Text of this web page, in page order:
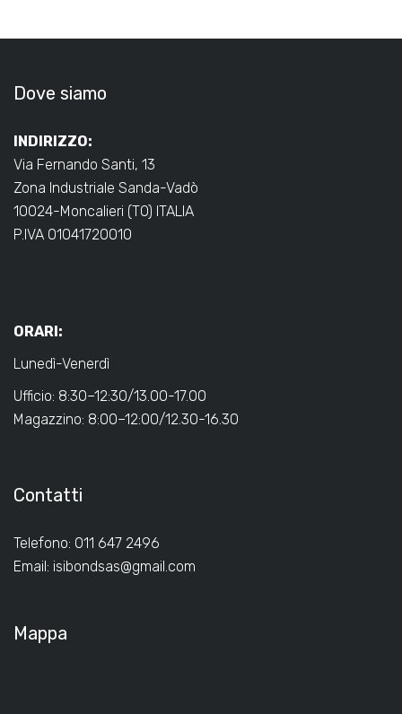
Dove siamo
INDIRIZZO:
Via Fernando Santi, 13
Zona Industriale Sanda-Vadò
10024-Moncalieri (TO) ITALIA
P.IVA 01041720010
ORARI:
Lunedì-Venerdì
Ufficio: 8:30–12:30/13.00-17.00
Magazzino: 8:00–12:00/12.30-16.30
Contatti
Telefono: 011 647 2496
Email: isibondsas@gmail.com
Mappa